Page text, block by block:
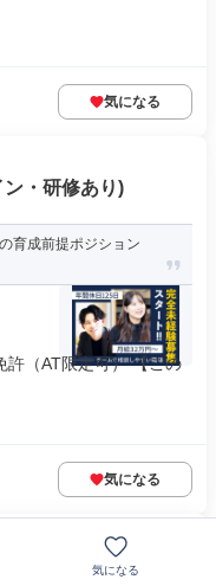
気になる
・研修あり)
育成前提ポジション
許（AT限定可） 【この
気になる
スタッフ気になる